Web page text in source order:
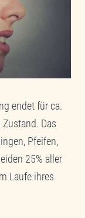
endet für ca.
Das
Pfeifen,
25% aller
Laufe ihres